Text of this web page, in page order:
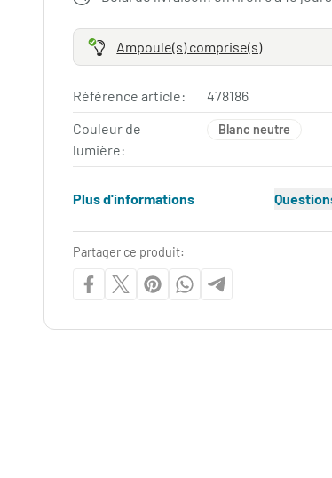
Ampoule(s) comprise(s)
Référence article:
478186
Couleur de
lumière:
Blanc neutre
Plus d'informations
Partager ce produit: